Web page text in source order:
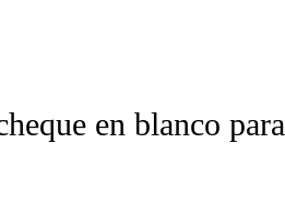
NEW PAGES ON "CNN-SPANISH".
en blanco para